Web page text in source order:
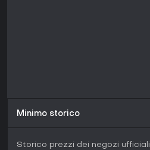
Minimo storico
Storico prezzi dei negozi ufficiali